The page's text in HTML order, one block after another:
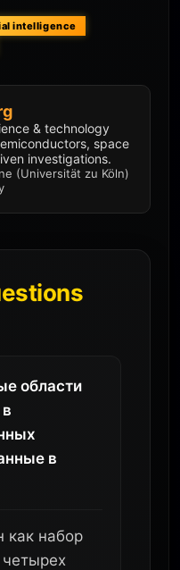
intelligence
& technology
space
investigations.
(Universität zu Köln)
области
в
как набор